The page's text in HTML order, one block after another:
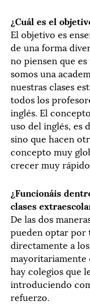
¿Cuál es el
El objetivo es
de una forma
no piensen que
somos una
nuestras clases
todos los
inglés. El
uso del inglés, es
sino que hacen
concepto muy
crecer muy
¿Funcionáis
clases
De las dos
pueden optar
directamente a
mayoritariamente
hay colegios que
introduciendo
refuerzo.